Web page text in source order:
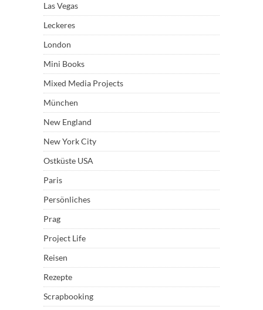
Las Vegas
Leckeres
London
Mini Books
Mixed Media Projects
München
New England
New York City
Ostküste USA
Paris
Persönliches
Prag
Project Life
Reisen
Rezepte
Scrapbooking